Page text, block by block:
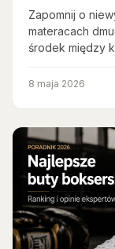
Zapomnij o
materacach
środek między
8 maja 2026